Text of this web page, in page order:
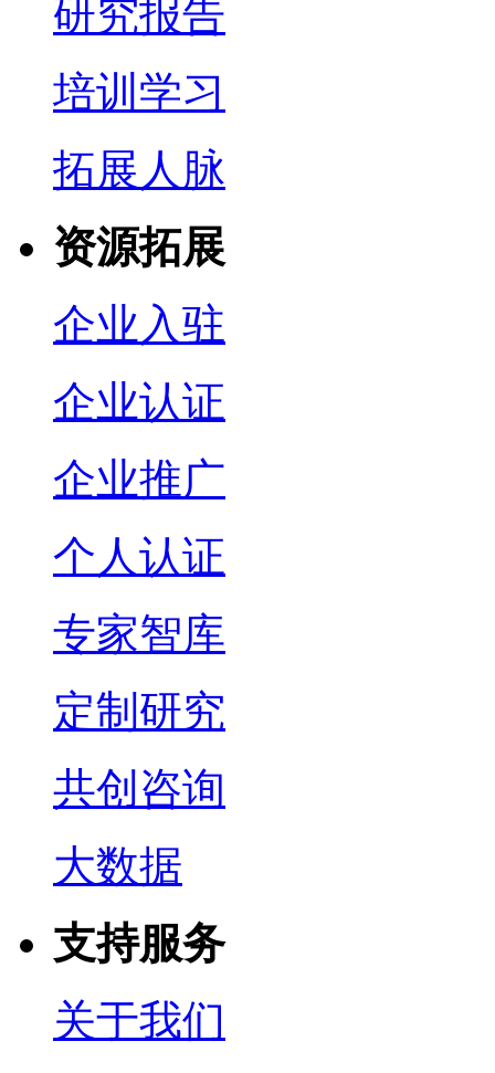
研究报告
培训学习
拓展人脉
资源拓展
企业入驻
企业认证
企业推广
个人认证
专家智库
定制研究
共创咨询
大数据
支持服务
关于我们